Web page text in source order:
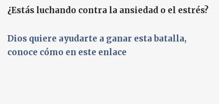
¿Estás luchando contra la ansiedad o el estrés?
Dios quiere ayudarte a ganar esta batalla,
conoce cómo en este enlace